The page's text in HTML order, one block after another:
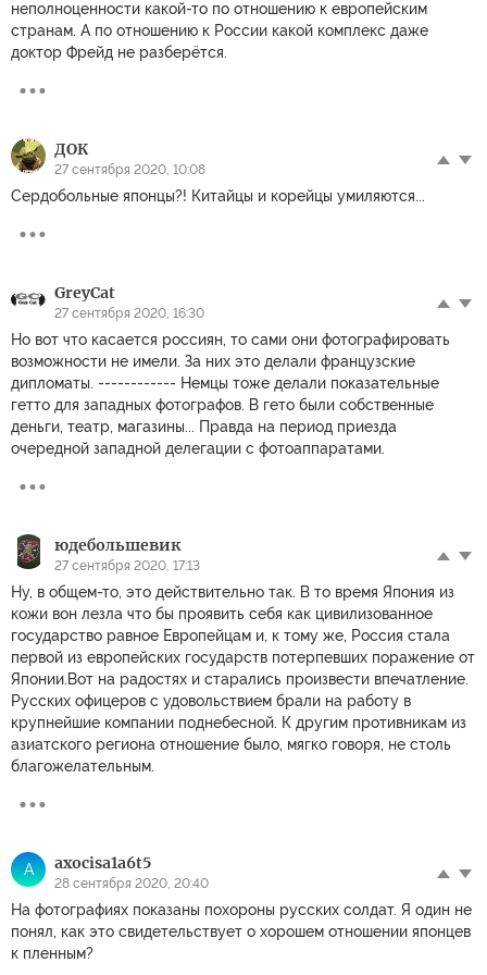
неполноценности какой-то по отношению к европейским
странам. А по отношению к России какой комплекс даже
доктор Фрейд не разберётся.
ДОК
27 сентября 2020, 10:08
Сердобольные японцы?! Китайцы и корейцы умиляются...
GreyCat
27 сентября 2020, 16:30
Но вот что касается россиян, то сами они фотографировать
возможности не имели. За них это делали французские
дипломаты. ------------ Немцы тоже делали показательные
гетто для западных фотографов. В гето были собственные
деньги, театр, магазины... Правда на период приезда
очередной западной делегации с фотоаппаратами.
юдебольшевик
27 сентября 2020, 17:13
Ну, в общем-то, это действительно так. В то время Япония из
кожи вон лезла что бы проявить себя как цивилизованное
государство равное Европейцам и, к тому же, Россия стала
первой из европейских государств потерпевших поражение от
Японии.Вот на радостях и старались произвести впечатление.
Русских офицеров с удовольствием брали на работу в
крупнейшие компании поднебесной. К другим противникам из
азиатского региона отношение было, мягко говоря, не столь
благожелательным.
A axocisa1a6t5
28 сентября 2020, 20:40
На фотографиях показаны похороны русских солдат. Я один не
понял, как это свидетельствует о хорошем отношении японцев
к пленным?